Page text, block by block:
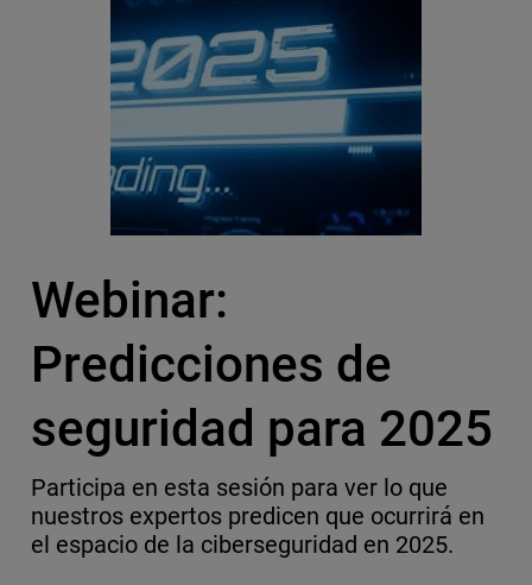
Webinar:
Predicciones de
seguridad para 2025
Participa en esta sesión para ver lo que
nuestros expertos predicen que ocurrirá en
el espacio de la ciberseguridad en 2025.